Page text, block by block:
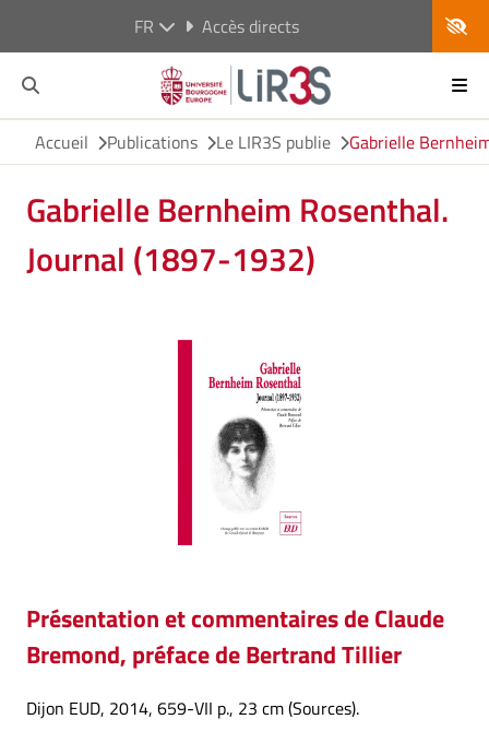
FR Accès directs
Accueil Publications Le LIR3S publie Gabrielle
Gabrielle Bernheim Rosenthal.
Journal (1897-1932)
Présentation et commentaires de Claude
Bremond, préface de Bertrand Tillier
Dijon EUD, 2014, 659-VII p., 23 cm (Sources).